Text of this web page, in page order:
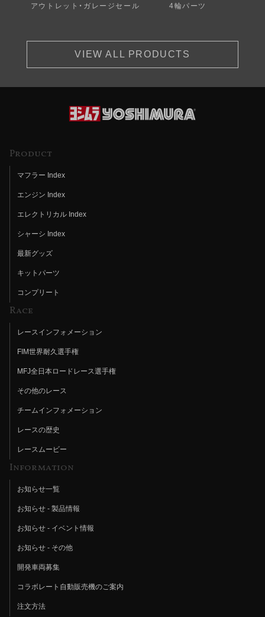
アウトレット・ガレージセール 4輪パーツ
VIEW ALL PRODUCTS
Product
マフラー Index
エンジン Index
エレクトリカル Index
シャーシ Index
最新グッズ
キットパーツ
コンプリート
Race
レースインフォメーション
FIM世界耐久選手権
MFJ全日本ロードレース選手権
その他のレース
チームインフォメーション
レースの歴史
レースムービー
Information
お知らせ一覧
お知らせ - 製品情報
お知らせ - イベント情報
お知らせ - その他
開発車両募集
コラボレート自動販売機のご案内
注文方法